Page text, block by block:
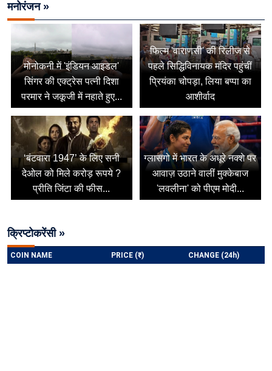
मनोरंजन »
मोनोकनी में 'इंडियन आइडल'
सिंगर की एक्ट्रेस पत्नी दिशा
परमार ने जकूजी में नहाते हुए...
फिल्म 'वाराणसी' की रिलीज से
पहले सिद्धिविनायक मंदिर पहुंचीं
प्रियंका चोपड़ा, लिया बप्पा का
आशीर्वाद
‘बंटवारा 1947’ के लिए सनी
देओल को मिले करोड़ रूपये ?
प्रीति जिंटा की फीस...
ग्लासगो में भारत के अधूरे नक्शे पर
आवाज़ उठाने वालीं मुक्केबाज
'लवलीना' को पीएम मोदी...
क्रिप्टोकरेंसी »